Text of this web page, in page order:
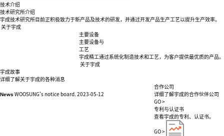
技术介绍
技术研究所介绍
宇成技术研究所目前正积极致力于新产品及技术的研发， 并通过开发产品生产工艺以提升生产效率。
关于宇成
主要设备
主要设备与
工艺
宇成精工通过系统化制造技术和工艺， 为客户提供最优质的产品。
关于宇成
宇成故事
详细了解关于宇成的各种消息
News WOOSUNG's notice board. 2023-05-12
合作公司
详细了解宇成的合作伙伴公司
GO >
专利与认证书
查看宇成的专利、认证书。
GO >